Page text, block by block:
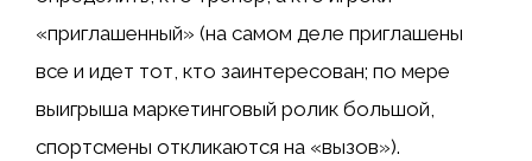
«приглашенный» (на самом деле приглашены
все и идет тот, кто заинтересован; по мере
выигрыша маркетинговый ролик большой,
спортсмены откликаются на «вызов»).